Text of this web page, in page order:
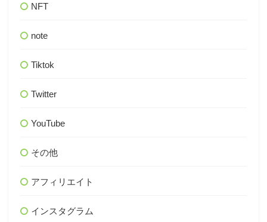
NFT
note
Tiktok
Twitter
YouTube
その他
アフィリエイト
インスタグラム